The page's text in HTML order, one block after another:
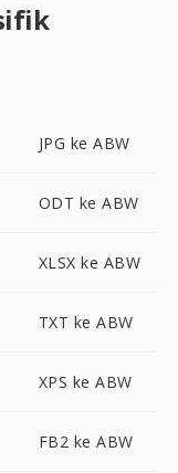
JPG ke ABW
ODT ke ABW
XLSX ke ABW
TXT ke ABW
XPS ke ABW
FB2 ke ABW